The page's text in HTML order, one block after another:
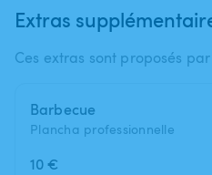
Extras
Ces extras sont proposés
Barbecue
Plancha professionnelle
10 €